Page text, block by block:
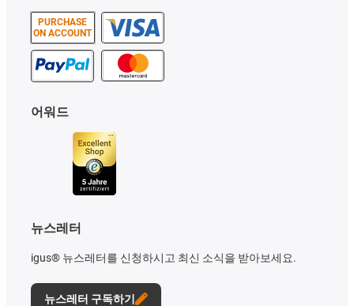
PURCHASE
ON ACCOUNT
어워드
뉴스레터
igus® 뉴스레터를 신청하시고 최신 소식을 받아보세요.
뉴스레터 구독하기